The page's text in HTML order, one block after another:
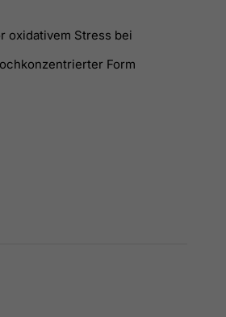
oxidativem Stress bei
Form